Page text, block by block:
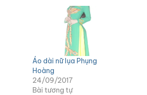
Áo dài nữ lụa Phụng
Hoàng
24/09/2017
Bài tương tự